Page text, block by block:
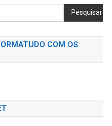
Pesquisar
COM OS